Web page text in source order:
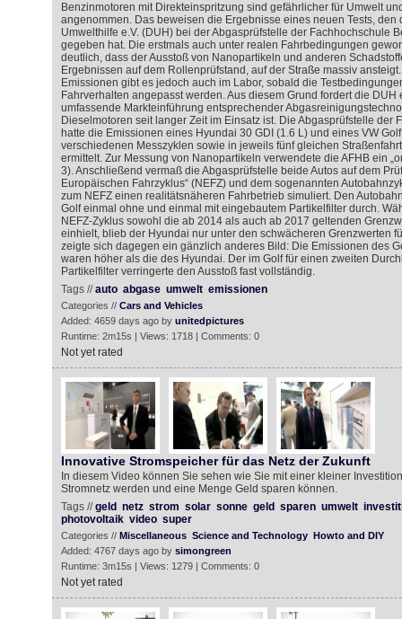
Benzinmotoren mit Direkteinspritzung sind gefährlicher für Umwelt
angenommen. Das beweisen die Ergebnisse eines neuen Tests, den
Umwelthilfe e.V. (DUH) bei der Abgasprüfstelle der Fachhochschule
gegeben hat. Die erstmals auch unter realen Fahrbedingungen
deutlich, dass der Ausstoß von Nanopartikeln und anderen
Ergebnissen auf dem Rollenprüfstand, auf der Straße massiv
Emissionen gibt es jedoch auch im Labor, sobald die
Fahrverhalten angepasst werden. Aus diesem Grund fordert die DUH
umfassende Markteinführung entsprechender
Dieselmotoren seit langer Zeit im Einsatz ist. Die Abgasprüfstelle der
hatte die Emissionen eines Hyundai 30 GDI (1.6 L) und eines VW
verschiedenen Messzyklen sowie in jeweils fünf gleichen
ermittelt. Zur Messung von Nanopartikeln verwendete die AFHB ein
3). Anschließend vermaß die Abgasprüfstelle beide Autos auf dem
Europäischen Fahrzyklus“ (NEFZ) und dem sogenannten
zum NEFZ einen realitätsnäheren Fahrbetrieb simuliert. Den
Golf einmal ohne und einmal mit eingebautem Partikelfilter durch.
NEFZ-Zyklus sowohl die ab 2014 als auch ab 2017 geltenden
einhielt, blieb der Hyundai nur unter den schwächeren Grenzwerten
zeigte sich dagegen ein gänzlich anderes Bild: Die Emissionen des
waren höher als die des Hyundai. Der im Golf für einen zweiten
Partikelfilter verringerte den Ausstoß fast vollständig.
Tags //auto abgase umwelt emissionen
Categories // Cars and Vehicles
Added: 4659 days ago by unitedpictures
Runtime: 2m15s | Views: 1718 | Comments: 0
Not yet rated
Innovative Stromspeicher für das Netz der Zukunft
In diesem Video können Sie sehen wie Sie mit einer kleiner
Stromnetz werden und eine Menge Geld sparen können.
Tags //geld netz strom solar sonne geld sparen umwelt
photovoltaik video super
Categories // Miscellaneous Science and Technology Howto and DIY
Added: 4767 days ago by simongreen
Runtime: 3m15s | Views: 1279 | Comments: 0
Not yet rated